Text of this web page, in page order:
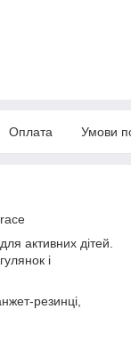
Оплата Умови
активних дітей.
і
резинці,